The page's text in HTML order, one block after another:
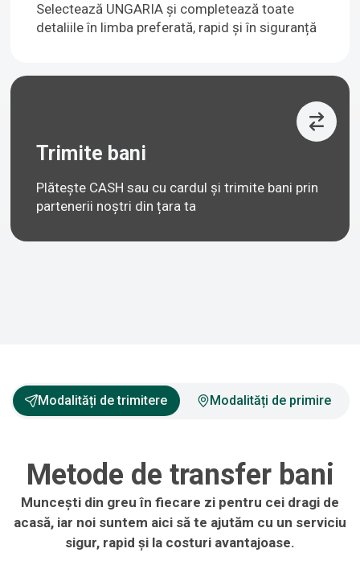
Selectează UNGARIA și completează toate
detaliile în limba preferată, rapid și în siguranță
Trimite bani
Plătește CASH sau cu cardul și trimite bani prin
partenerii noștri din țara ta
Modalități de trimitere Modalități de primire
Metode de transfer bani
Muncești din greu în fiecare zi pentru cei dragi de
acasă, iar noi suntem aici să te ajutăm cu un serviciu
sigur, rapid și la costuri avantajoase.